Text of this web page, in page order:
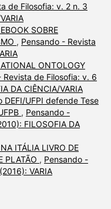
de Filosofia: v. 2 n. 3
SOBRE
, Pensando - Revista
ONTOLOGY
Revista de Filosofia: v. 6
DA CIÊNCIA/VARIA
DEFI/UFPI defende Tese
, Pensando -
FILOSOFIA DA
ITÁLIA LIVRO DE
PLATÃO , Pensando -
VARIA